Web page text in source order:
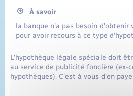
À savoir
la banque n'a pas besoin d'obtenir
pour avoir recours à ce type
L'hypothèque légale spéciale doit
au service de publicité foncière (ex-
hypothèques). C'est à vous d'en